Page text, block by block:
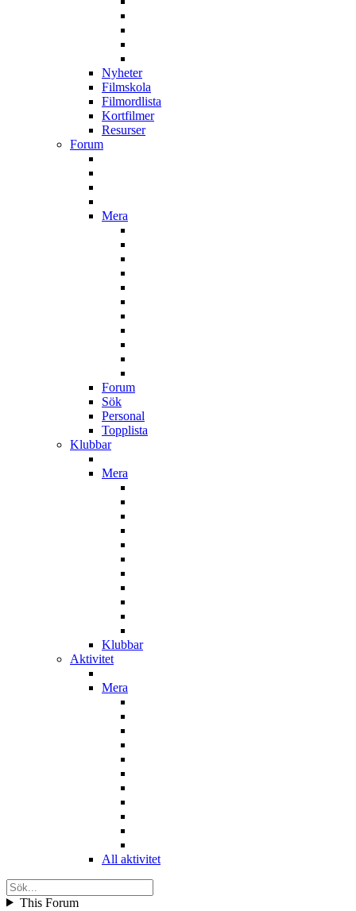
Nyheter
Filmskola
Filmordlista
Kortfilmer
Resurser
Forum
Mera
Forum
Sök
Personal
Topplista
Klubbar
Mera
Klubbar
Aktivitet
Mera
All aktivitet
This Forum